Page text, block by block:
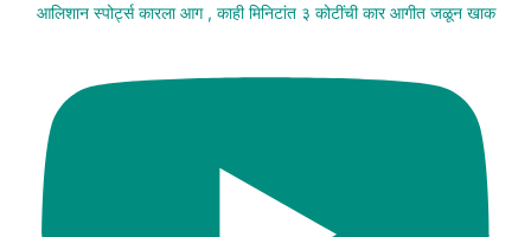
आलिशान स्पोर्ट्स कारला आग , काही मिनिटांत ३ कोटींची कार आगीत जळून खाक